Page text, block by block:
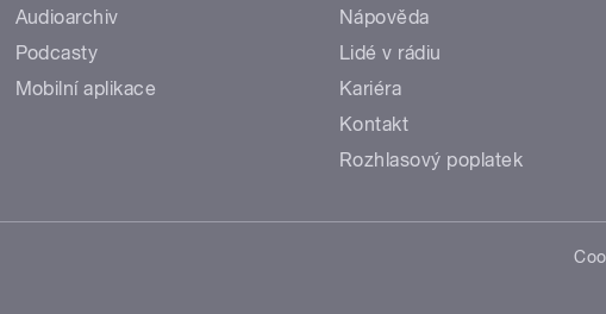
Audioarchiv
Podcasty
Mobilní aplikace
Nápověda
Lidé v rádiu
Kariéra
Kontakt
Rozhlasový poplatek